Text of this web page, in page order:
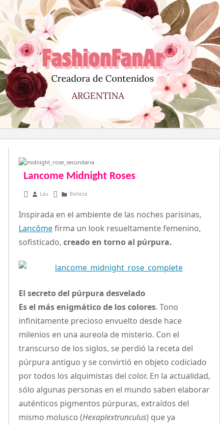
al
contenido
Lancome Midnight Roses
marzo 1, 2013
Lau Belleza
Inspirada en el ambiente de las noches parisinas,
Lancômefirma un look resueltamente femenino,
sofisticado, creado en torno al púrpura.
El secreto del púrpura desvelado
Es el más enigmático de los colores. Tono
infinitamente precioso envuelto desde hace
milenios en una aureola de misterio. Con el
transcurso de los siglos, se perdió la receta del
púrpura antiguo y se convirtió en objeto codiciado
por todos los alquimistas del color. En la actualidad,
sólo algunas personas en el mundo saben elaborar
auténticos pigmentos púrpuras, extraídos del
mismo molusco (Hexaplextrunculus) que ya